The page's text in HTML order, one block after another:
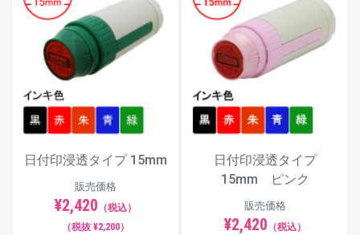
ml（黒）QI-20
・翌日スタンプ専用補充インキ１０
ml（赤）QI-23
※旧型にはご使用になれません。
※新しい交換印面にはインクが十分に
含浸しておりません。
本体に装着後、キャップやスタンドに
せてからご使用ください。それでも印
影が薄い場合はインク補充を行ってく
ださい。
日付印浸透タイプ 15mm
販売価格
¥2,420 （税込）
（税抜 ¥2,200）
日付印浸透タイプ
15mm ピンク
販売価格
¥2,420 （税込）